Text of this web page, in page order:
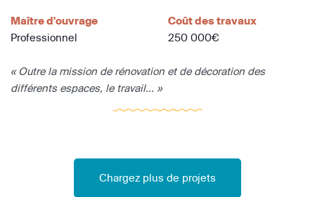
Maître d'ouvrage
Professionnel
Coût des travaux
250 000€
« Outre la mission de rénovation et de décoration des
différents espaces, le travail... »
Chargez plus de projets